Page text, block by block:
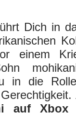
Dich in
einem
in die
auf Xbox